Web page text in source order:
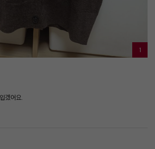
1
겠어요.